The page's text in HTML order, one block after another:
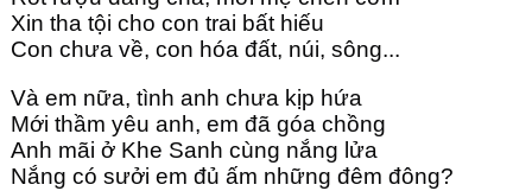
Xin tha tội cho con trai bất hiếu
Con chưa về, con hóa đất, núi, sông...
Và em nữa, tình anh chưa kịp hứa
Mới thầm yêu anh, em đã góa chồng
Anh mãi ở Khe Sanh cùng nắng lửa
Nắng có sưởi em đủ ấm những đêm đông?